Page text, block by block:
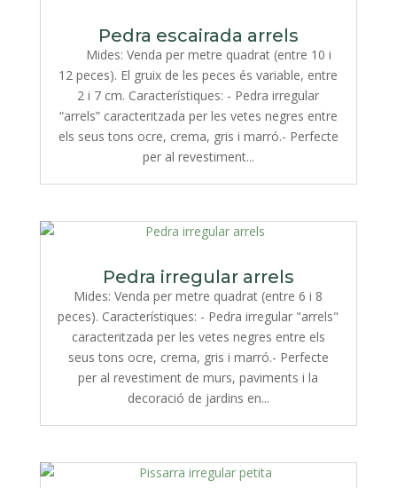
Pedra escairada arrels
Mides: Venda per metre quadrat (entre 10 i
12 peces). El gruix de les peces és variable, entre
2 i 7 cm. Característiques: - Pedra irregular
“arrels” caracteritzada per les vetes negres entre
els seus tons ocre, crema, gris i marró.- Perfecte
per al revestiment...
Pedra irregular arrels
Mides: Venda per metre quadrat (entre 6 i 8
peces). Característiques: - Pedra irregular "arrels"
caracteritzada per les vetes negres entre els
seus tons ocre, crema, gris i marró.- Perfecte
per al revestiment de murs, paviments i la
decoració de jardins en...